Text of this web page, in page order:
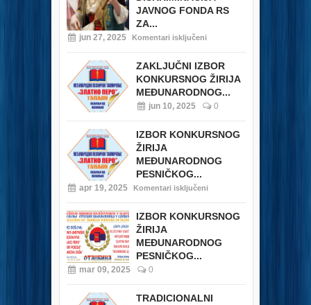
JAVNOG FONDA RS
ZA...
jun 27, 2025 Komentari isključeni
ZAKLJUČNI IZBOR
KONKURSNOG ŽIRIJA
MEĐUNARODNOG...
jun 10, 2025 0
IZBOR KONKURSNOG
ŽIRIJA
MEĐUNARODNOG
PESNIČKOG...
apr 19, 2025 Komentari isključeni
IZBOR KONKURSNOG
ŽIRIJA
MEĐUNARODNOG
PESNIČKOG...
mar 09, 2025 0
TRADICIONALNI